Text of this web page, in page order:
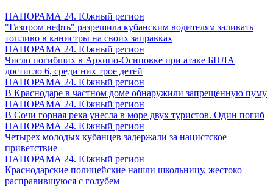
ПАНОРАМА 24. Южный регион
"Газпром нефть" разрешила кубанским водителям заливать
топливо в канистры на своих заправках
ПАНОРАМА 24. Южный регион
Число погибших в Архипо-Осиповке при атаке БПЛА
достигло 6, среди них трое детей
ПАНОРАМА 24. Южный регион
В Краснодаре в частном доме обнаружили запрещенную пуму
ПАНОРАМА 24. Южный регион
В Сочи горная река унесла в море двух туристов. Один погиб
ПАНОРАМА 24. Южный регион
Четырех молодых кубанцев задержали за нацистское
приветствие
ПАНОРАМА 24. Южный регион
Краснодарские полицейские нашли школьницу, жестоко
расправившуюся с голубем